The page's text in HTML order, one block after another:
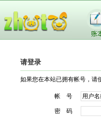
请登录
如果您在本站已拥有帐号，请
帐 号
密 码